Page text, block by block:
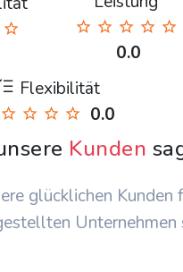
0.0
Flexibilität
0.0
Kunden
glücklichen Kunden
Unternehmen